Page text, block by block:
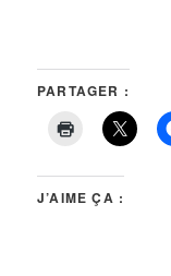
PARTAGER :
J’AIME ÇA :